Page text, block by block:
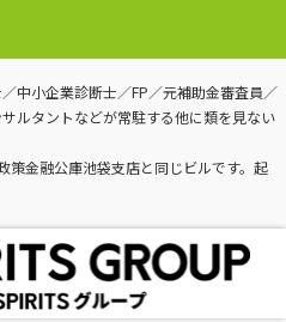
中小企業診断士／FP／元補助金審査員／
ルタントなどが常駐する他に類を見ない
策金融公庫池袋支店と同じビルです。起